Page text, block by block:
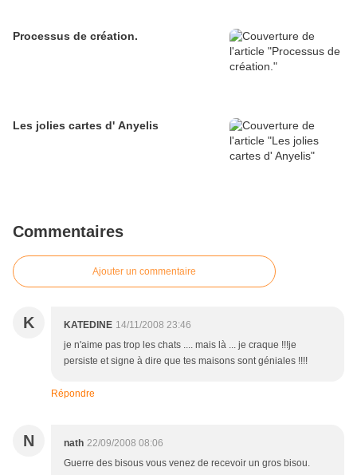
Processus de création.
Les jolies cartes d' Anyelis
Commentaires
Ajouter un commentaire
K KATEDINE 14/11/2008 23:46
je n'aime pas trop les chats .... mais là ... je craque !!!je
persiste et signe à dire que tes maisons sont géniales !!!!
Répondre
N nath 22/09/2008 08:06
Guerre des bisous vous venez de recevoir un gros bisou.